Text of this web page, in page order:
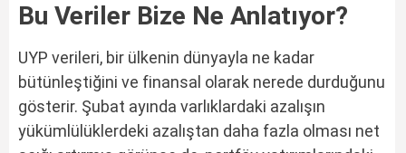
Bu Veriler Bize Ne Anlatıyor?
UYP verileri, bir ülkenin dünyayla ne kadar
bütünleştiğini ve finansal olarak nerede durduğunu
gösterir. Şubat ayında varlıklardaki azalışın
yükümlülüklerdeki azalıştan daha fazla olması net